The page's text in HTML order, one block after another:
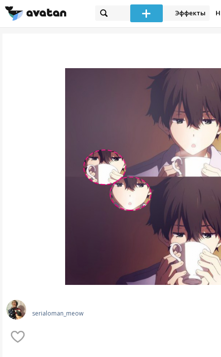
Эффекты
serialoman_meow